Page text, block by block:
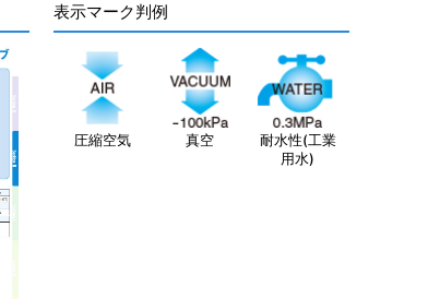
表示マーク判例
圧縮空気 真空
耐水性(工業
用水)